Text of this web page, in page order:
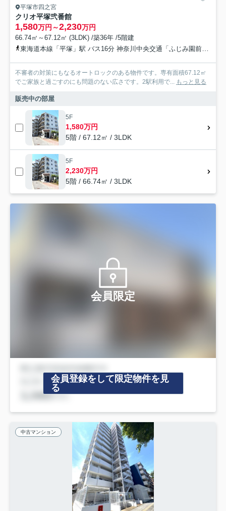
平塚市四之宮
クリオ平塚弐番館
1,580万円～2,230万円
66.74㎡～67.12㎡ (3LDK) /築36年 /5階建
東海道本線「平塚」駅 バス16分 神奈川中央交通「ふじみ園前」 停歩4分
不審者の対策にもなるオートロックのある物件です。専有面積67.12㎡
でご家族と過ごすのにも問題のない広さです。2駅利用で... もっと見る
販売中の部屋
5F
1,580万円
5階 / 67.12㎡ / 3LDK
5F
2,230万円
5階 / 66.74㎡ / 3LDK
会員限定
会員登録をして限定物件を見
る
中古マンション